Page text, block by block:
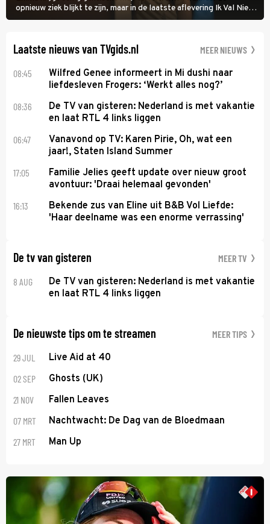
opnieuw ziek blijkt te zijn, maar in de laatste aflevering Ik Val Niet,
Ik Dans laat ze zien dat ze niet van plan is op te geven, zelfs als ze
Laatste nieuws van TVgids.nl MEER NIEUWS
08:45
Wilfred Genee informeert in Mi dushi naar
liefdesleven Frogers: ‘Werkt alles nog?’
08:36
De TV van gisteren: Nederland is met vakantie
en laat RTL 4 links liggen
06:47
Vanavond op TV: Karen Pirie, Oh, wat een
jaar!, Staten Island Summer
17:05
Familie Jelies geeft update over nieuw groot
avontuur: 'Draai helemaal gevonden'
16:13
Bekende zus van Eline uit B&B Vol Liefde:
'Haar deelname was een enorme verrassing'
De tv van gisteren MEER TV
8 AUG
De TV van gisteren: Nederland is met vakantie
en laat RTL 4 links liggen
De nieuwste tips om te streamen MEER TIPS
29 JUL Live Aid at 40
02 SEP Ghosts (UK)
21 NOV Fallen Leaves
07 MRT Nachtwacht: De Dag van de Bloedmaan
27 MRT Man Up